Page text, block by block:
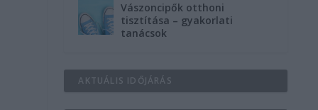
Vászoncipők otthoni
tisztítása – gyakorlati
tanácsok
AKTUÁLIS IDŐJÁRÁS